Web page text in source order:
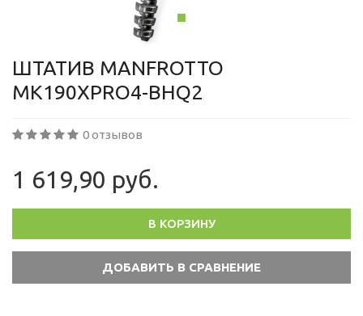
ШТАТИВ MANFROTTO
MK190XPRO4-BHQ2
0 отзывов
1 619,90 руб.
В КОРЗИНУ